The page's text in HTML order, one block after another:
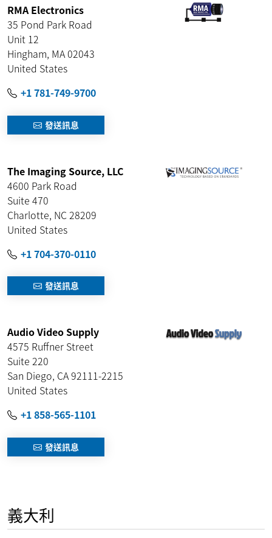
RMA Electronics
35 Pond Park Road
Unit 12
Hingham, MA02043
United States
+1 781-749-9700
發送訊息
The Imaging Source, LLC
4600 Park Road
Suite 470
Charlotte, NC28209
United States
+1 704-370-0110
發送訊息
Audio Video Supply
4575 Ruffner Street
Suite 220
San Diego, CA92111-2215
United States
+1 858-565-1101
發送訊息
義大利